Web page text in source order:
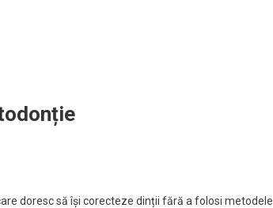
doresc să își corecteze dinții fără a folosi metodele